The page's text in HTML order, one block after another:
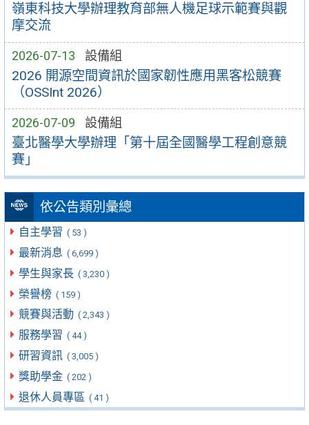
嶺東科技大學辦理教育部無人機足球示範賽與觀
摩交流
2026-07-13 設備組
2026 開源空間資訊於國家韌性應用黑客松競賽
（OSSInt 2026）
2026-07-09 設備組
臺北醫學大學辦理「第十屆全國醫學工程創意競
賽」
依公告類別彙總
自主學習 ( 53 )
最新消息 ( 6,699 )
學生與家長 ( 3,230 )
榮譽榜 ( 159 )
競賽與活動 ( 2,343 )
服務學習 ( 44 )
研習資訊 ( 3,005 )
獎助學金 ( 202 )
退休人員專區 ( 41 )